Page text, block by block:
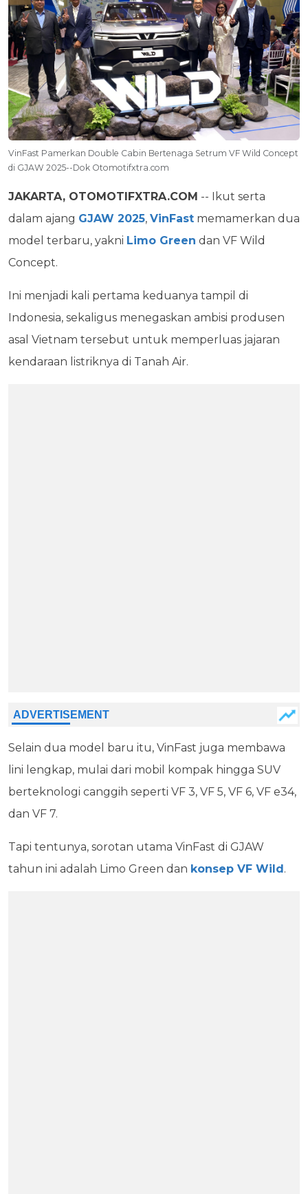
VinFast Pamerkan Double Cabin Bertenaga Setrum VF Wild Concept
di GJAW 2025--Dok Otomotifxtra.com
JAKARTA, OTOMOTIFXTRA.COM -- Ikut serta
dalam ajang GJAW 2025, VinFast memamerkan dua
model terbaru, yakni Limo Green dan VF Wild
Concept.
Ini menjadi kali pertama keduanya tampil di
Indonesia, sekaligus menegaskan ambisi produsen
asal Vietnam tersebut untuk memperluas jajaran
kendaraan listriknya di Tanah Air.
Selain dua model baru itu, VinFast juga membawa
lini lengkap, mulai dari mobil kompak hingga SUV
berteknologi canggih seperti VF 3, VF 5, VF 6, VF e34,
dan VF 7.
Tapi tentunya, sorotan utama VinFast di GJAW
tahun ini adalah Limo Green dan konsep VF Wild .